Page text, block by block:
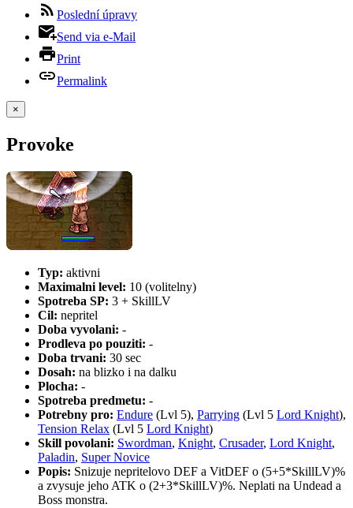
Poslední úpravy
Send via e-Mail
Print
Permalink
×
Provoke
Typ: aktivni
Maximalni level: 10 (volitelny)
Spotreba SP: 3 + SkillLV
Cil: nepritel
Doba vyvolani: -
Prodleva po pouziti: -
Doba trvani: 30 sec
Dosah: na blizko i na dalku
Plocha: -
Spotreba predmetu: -
Potrebny pro: Endure (Lvl 5), Parrying (Lvl 5 Lord Knight),
Tension Relax (Lvl 5 Lord Knight)
Skill povolani: Swordman, Knight, Crusader, Lord Knight,
Paladin, Super Novice
Popis: Snizuje nepritelovo DEF a VitDEF o (5+5*SkillLV)%
a zvysuje jeho ATK o (2+3*SkillLV)%. Neplati na Undead a
Boss monstra.